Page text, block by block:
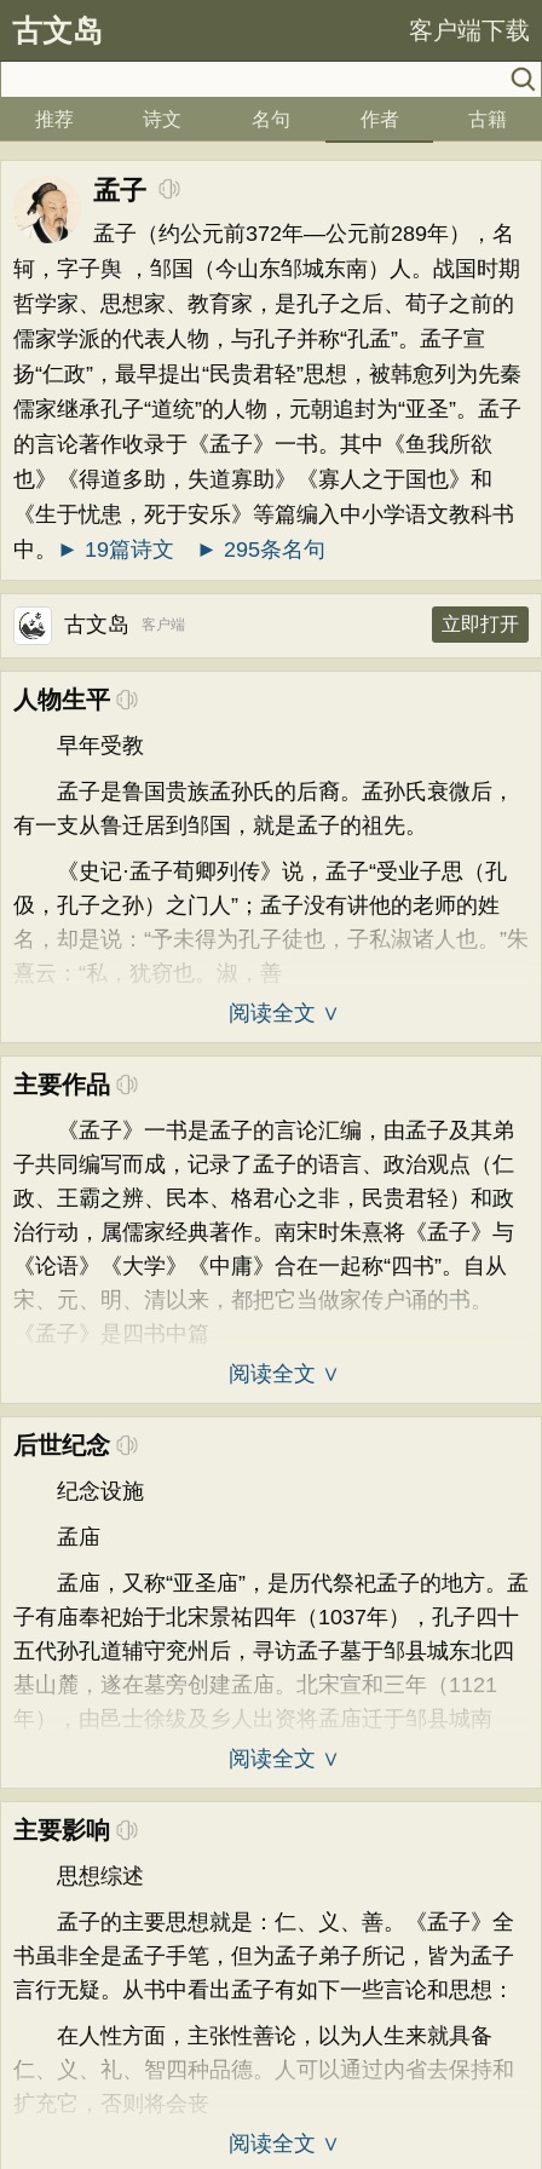
古文岛 客户端下载
推荐 诗文 名句 作者 古籍
孟子
孟子（约公元前372年—公元前289年），名
轲，字子舆 ，邹国（今山东邹城东南）人。战国时期
哲学家、思想家、教育家，是孔子之后、荀子之前的
儒家学派的代表人物，与孔子并称“孔孟”。孟子宣
扬“仁政”，最早提出“民贵君轻”思想，被韩愈列为先秦
儒家继承孔子“道统”的人物，元朝追封为“亚圣”。孟子
的言论著作收录于《孟子》一书。其中《鱼我所欲
也》《得道多助，失道寡助》《寡人之于国也》和
《生于忧患，死于安乐》等篇编入中小学语文教科书
中。
► 19篇诗文 ► 295条名句
古文岛 客户端 立即打开
人物生平
早年受教
孟子是鲁国贵族孟孙氏的后裔。孟孙氏衰微后，
有一支从鲁迁居到邹国，就是孟子的祖先。
《史记·孟子荀卿列传》说，孟子“受业子思（孔
伋，孔子之孙）之门人”；孟子没有讲他的老师的姓
名，却是说：“予未得为孔子徒也，子私淑诸人也。”朱
熹云：“私，犹窃也。淑，善
阅读全文 ∨
主要作品
《孟子》一书是孟子的言论汇编，由孟子及其弟
子共同编写而成，记录了孟子的语言、政治观点（仁
政、王霸之辨、民本、格君心之非，民贵君轻）和政
治行动，属儒家经典著作。南宋时朱熹将《孟子》与
《论语》《大学》《中庸》合在一起称“四书”。自从
宋、元、明、清以来，都把它当做家传户诵的书。
《孟子》是四书中篇
阅读全文 ∨
后世纪念
纪念设施
孟庙
孟庙，又称“亚圣庙”，是历代祭祀孟子的地方。孟
子有庙奉祀始于北宋景祐四年（1037年），孔子四十
五代孙孔道辅守兖州后，寻访孟子墓于邹县城东北四
基山麓，遂在墓旁创建孟庙。北宋宣和三年（1121
年），由邑士徐绂及乡人出资将孟庙迁于邹县城南
阅读全文 ∨
主要影响
思想综述
孟子的主要思想就是：仁、义、善。《孟子》全
书虽非全是孟子手笔，但为孟子弟子所记，皆为孟子
言行无疑。从书中看出孟子有如下一些言论和思想：
在人性方面，主张性善论，以为人生来就具备
仁、义、礼、智四种品德。人可以通过内省去保持和
扩充它，否则将会丧
阅读全文 ∨